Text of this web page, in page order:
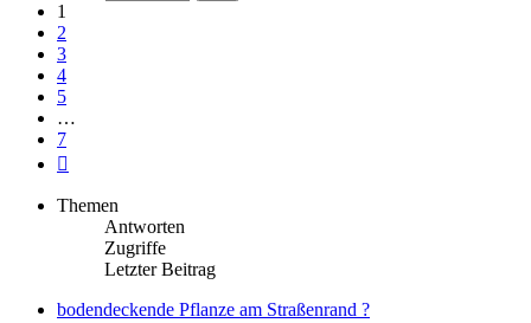
1
2
3
4
5
…
7
Themen
Antworten
Zugriffe
Letzter Beitrag
bodendeckende Pflanze am Straßenrand ?